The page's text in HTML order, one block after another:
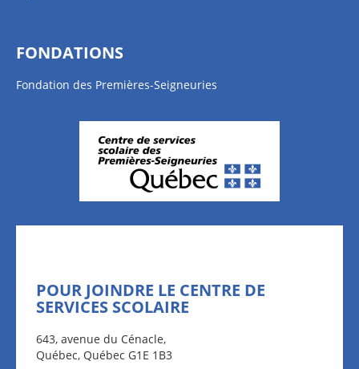
FONDATIONS
Fondation des Premières-Seigneuries
POUR JOINDRE LE CENTRE DE
SERVICES SCOLAIRE
643, avenue du Cénacle,
Québec, Québec G1E 1B3